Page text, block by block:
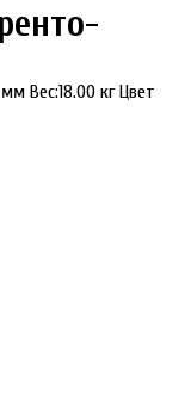
Вес:18.00 кг Цвет